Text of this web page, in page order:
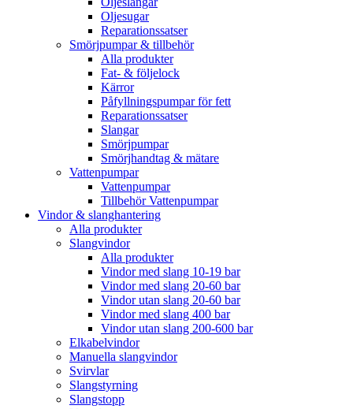
Oljesugar
Reparationssatser
Smörjpumpar & tillbehör
Alla produkter
Fat- & följelock
Kärror
Påfyllningspumpar för fett
Reparationssatser
Slangar
Smörjpumpar
Smörjhandtag & mätare
Vattenpumpar
Vattenpumpar
Tillbehör Vattenpumpar
Vindor & slanghantering
Alla produkter
Slangvindor
Alla produkter
Vindor med slang 10-19 bar
Vindor med slang 20-60 bar
Vindor utan slang 20-60 bar
Vindor med slang 400 bar
Vindor utan slang 200-600 bar
Elkabelvindor
Manuella slangvindor
Svirvlar
Slangstyrning
Slangstopp